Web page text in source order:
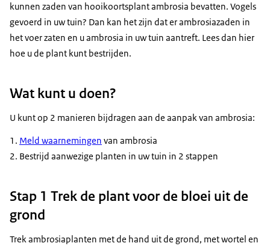
kunnen zaden van hooikoortsplant ambrosia bevatten. Vogels
gevoerd in uw tuin? Dan kan het zijn dat er ambrosiazaden in
het voer zaten en u ambrosia in uw tuin aantreft. Lees dan hier
hoe u de plant kunt bestrijden.
Wat kunt u doen?
U kunt op 2 manieren bijdragen aan de aanpak van ambrosia:
Meld waarnemingen van ambrosia
Bestrijd aanwezige planten in uw tuin in 2 stappen
Stap 1 Trek de plant voor de bloei uit de
grond
Trek ambrosiaplanten met de hand uit de grond, met wortel en